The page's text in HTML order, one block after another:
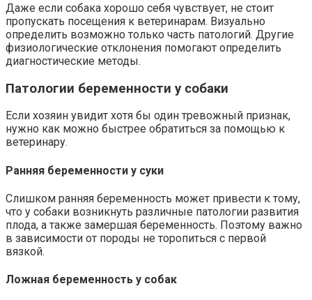
Даже если собака хорошо себя чувствует, не стоит
пропускать посещения к ветеринарам. Визуально
определить возможно только часть патологий. Другие
физиологические отклонения помогают определить
диагностические методы.
Патологии беременности у собаки
Если хозяин увидит хотя бы один тревожный признак,
нужно как можно быстрее обратиться за помощью к
ветеринару.
Ранняя беременности у суки
Слишком ранняя беременность может привести к тому,
что у собаки возникнуть различные патологии развития
плода, а также замершая беременность. Поэтому важно
в зависимости от породы не торопиться с первой
вязкой.
Ложная беременность у собак